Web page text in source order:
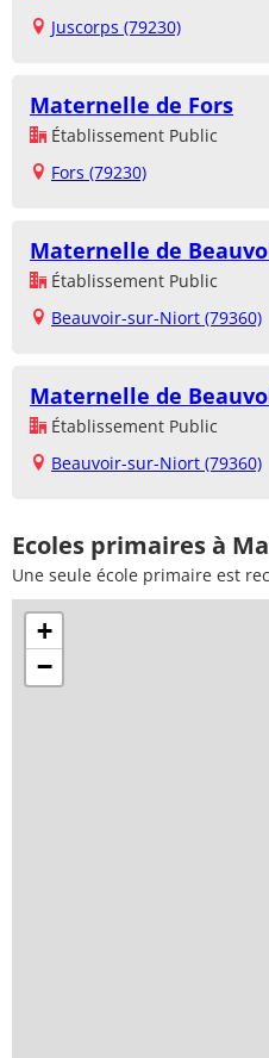
Juscorps (79230)
Maternelle de Fors
Établissement Public
Fors (79230)
Maternelle de
Établissement Public
Beauvoir-sur-Niort (79360)
Maternelle de
Établissement Public
Beauvoir-sur-Niort (79360)
Ecoles primaires à
Une seule école primaire est
+
−